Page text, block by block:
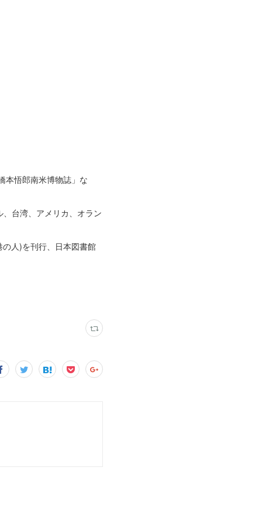
本悟郎南米博物誌」な
台湾、アメリカ、オラン
人)を刊行、日本図書館